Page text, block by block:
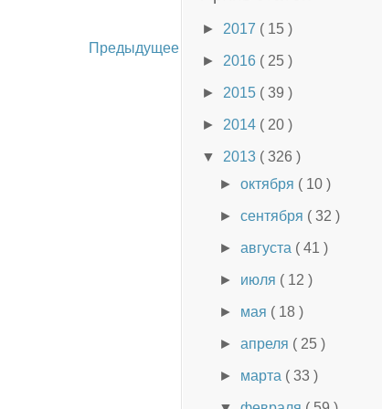
Предыдущее
► 2017 ( 15 )
► 2016 ( 25 )
► 2015 ( 39 )
► 2014 ( 20 )
▼ 2013 ( 326 )
►октября ( 10 )
►сентября ( 32 )
►августа ( 41 )
► июля ( 12 )
► мая ( 18 )
►апреля ( 25 )
► марта ( 33 )